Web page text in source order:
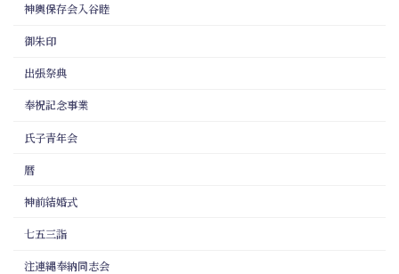
神輿保存会入谷睦
御朱印
出張祭典
奉祝記念事業
氏子青年会
暦
神前結婚式
七五三詣
注連縄奉納同志会